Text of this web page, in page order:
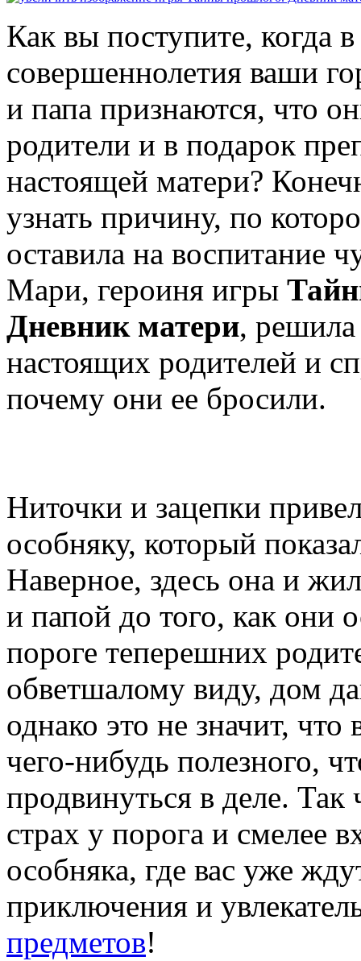
Как вы поступите, когда в
совершеннолетия ваши
и папа признаются, что
родители и в подарок
настоящей матери?
узнать причину, по
оставила на воспитание
Мари, героиня игры
Дневник матери, решила
настоящих родителей и
почему они ее бросили.
Ниточки и зацепки
особняку, который
Наверное, здесь она и
и папой до того, как они
пороге теперешних
обветшалому виду, дом
однако это не значит, что
чего-нибудь полезного,
продвинуться в деле. Так
страх у порога и смелее
особняка, где вас уже
приключения и
предметов!